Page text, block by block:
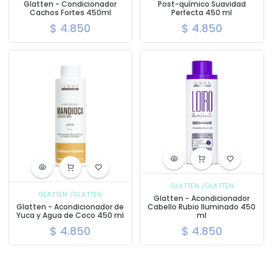
Glatten - Condicionador
Cachos Fortes 450ml
$ 4.850
Post-químico Suavidad
Perfecta 450 ml
$ 4.850
GLATTEN /GLATTEN
Glatten - Acondicionador de
Yuca y Agua de Coco 450 ml
$ 4.850
GLATTEN /GLATTEN
Glatten - Acondicionador
Cabello Rubio Iluminado 450
ml
$ 4.850